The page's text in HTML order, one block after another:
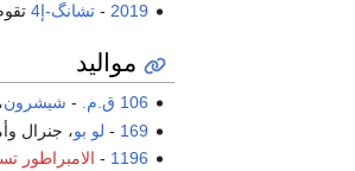
2019
-تشانگ-إ4
مواليد
106 ق.م. - شيشرون
169
- لو بو، جنرال
1196
- الامبراطور